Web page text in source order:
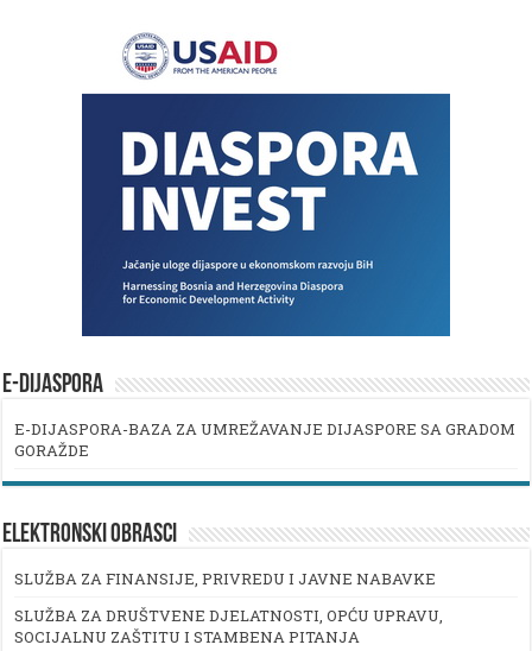
E-DIJASPORA
E-DIJASPORA-BAZA ZA UMREŽAVANJE DIJASPORE SA GRADOM
GORAŽDE
ELEKTRONSKI OBRASCI
SLUŽBA ZA FINANSIJE, PRIVREDU I JAVNE NABAVKE
SLUŽBA ZA DRUŠTVENE DJELATNOSTI, OPĆU UPRAVU,
SOCIJALNU ZAŠTITU I STAMBENA PITANJA